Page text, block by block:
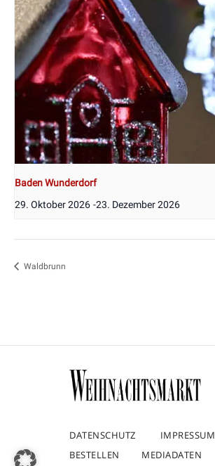
Baden Wunderdorf
29. Oktober 2026 -23. Dezember 2026
Waldbrunn
DATENSCHUTZ IMPRESSUM
BESTELLEN
MEDIADATEN